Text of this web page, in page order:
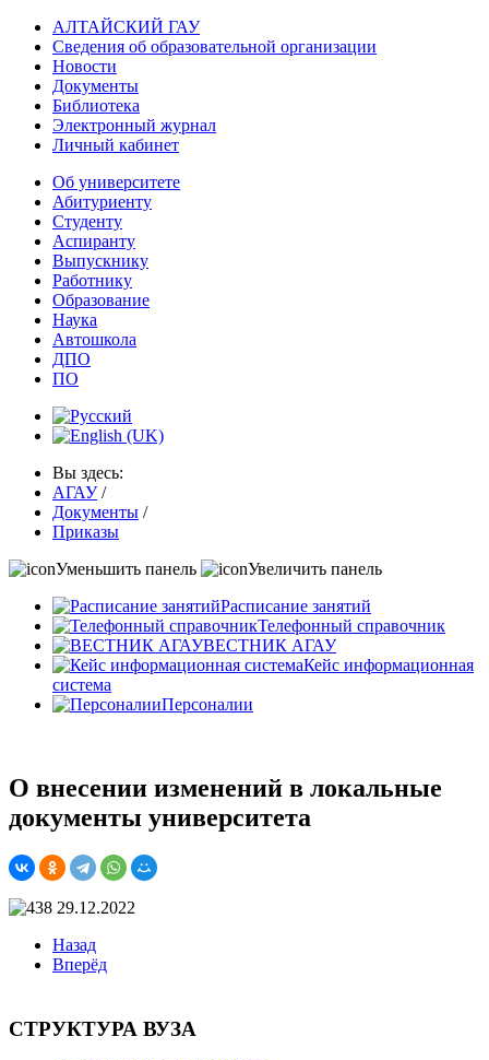
АЛТАЙСКИЙ ГАУ
Сведения об образовательной организации
Новости
Документы
Библиотека
Электронный журнал
Личный кабинет
Об университете
Абитуриенту
Студенту
Аспиранту
Выпускнику
Работнику
Образование
Наука
Автошкола
ДПО
ПО
Вы здесь:
АГАУ /
Документы /
Приказы
Уменьшить панель
Увеличить панель
Расписание занятий
Телефонный справочник
ВЕСТНИК АГАУ
Кейс информационная
система
Персоналии
О внесении изменений в локальные
документы университета
Назад
Вперёд
СТРУКТУРА ВУЗА